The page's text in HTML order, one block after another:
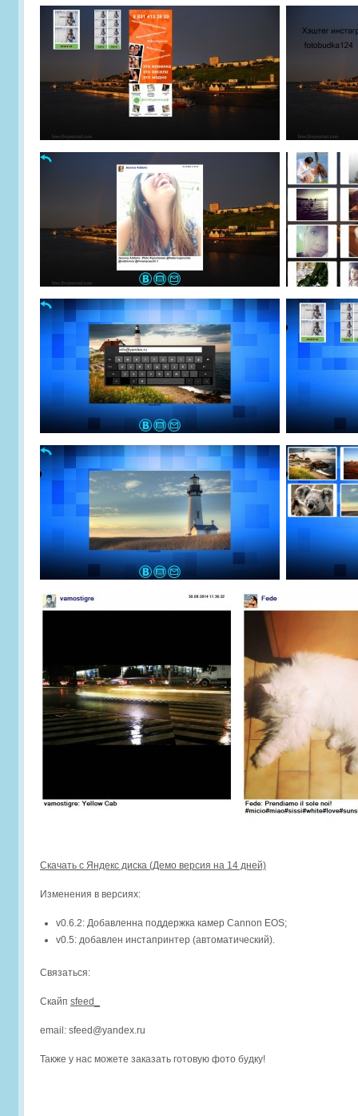
Скачать с Яндекс диска (Демо версия на 14 дней)
Изменения в версиях:
v0.6.2: Добавленна поддержка камер Cannon EOS;
v0.5: добавлен инстапринтер (автоматический).
Связаться:
Скайп sfeed_
email: sfeed@yandex.ru
Также у нас можете заказать готовую фото будку!